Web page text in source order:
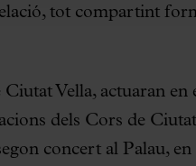
tot compartint
Vella, actuaran
dels Cors de
concert al Palau,